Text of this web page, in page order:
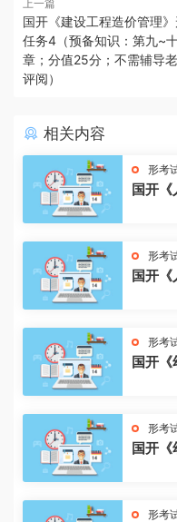
上一篇
国开《建设工程造价管理
任务4（预备知识：第九~
章；分值25分；不需辅导
评阅）
相关内容
形考
国开《
形考
国开《
形考
国开
形考
国开
形考